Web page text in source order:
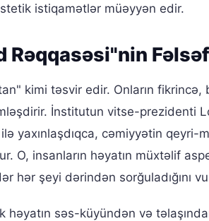
istiqamətlər müəyyən edir.
Rəqqasəsi"nin
kimi təsvir edir. Onların fikrincə,
İnstitutun vitse-prezidenti
yaxınlaşdıqca, cəmiyyətin qeyri-
O, insanların həyatın müxtəlif
hər şeyi dərindən sorğuladığını
səs-küyündən və